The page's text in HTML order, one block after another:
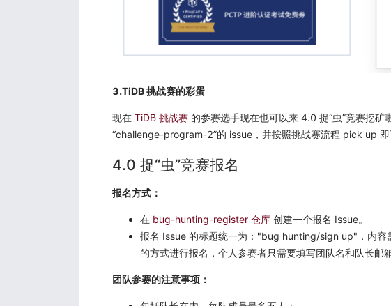
3.TiDB 挑战赛的彩蛋
现在 TiDB 挑战赛的参赛选手现在也可以来 4.0 捉“虫”竞赛挖矿
“challenge-program-2”的 issue，并按照挑战赛流程 pick up
4.0 捉“虫”竞赛报名
报名方式：
在 bug-hunting-register 仓库创建一个报名 Issue。
报名 Issue 的标题统一为："bug hunting/sign up"，内容
的方式进行报名，个人参赛者只需要填写团队名和队长邮
团队参赛的注意事项：